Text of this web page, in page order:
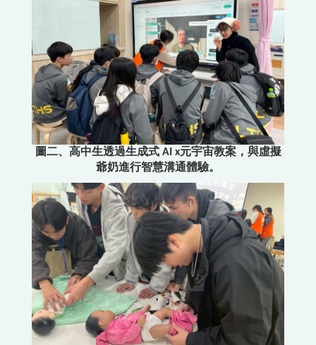
圖二、高中生透過生成式 AI x元宇宙教案，與虛擬
爺奶進行智慧溝通體驗。